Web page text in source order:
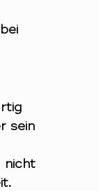
sein
nicht